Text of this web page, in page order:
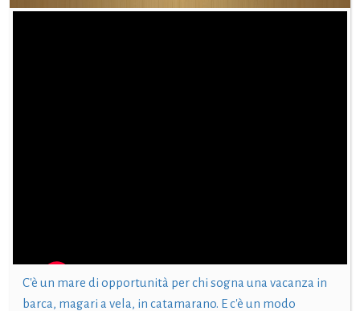
C'è un mare di opportunità per chi sogna una vacanza in
barca, magari a vela, in catamarano. E c'è un modo